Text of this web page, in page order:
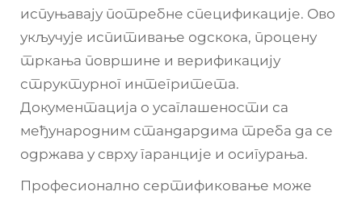
испуњавају потребне спецификације. Ово
укључује испитивање одскока, процену
тркања површине и верификацију
структурног интегритета.
Документација о усаглашености са
међународним стандардима треба да се
одржава у сврху гаранције и осигурања.
Професионално сертификовање може